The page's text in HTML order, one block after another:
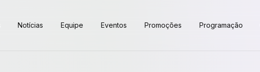
Notícias Equipe Eventos Promoções Programação